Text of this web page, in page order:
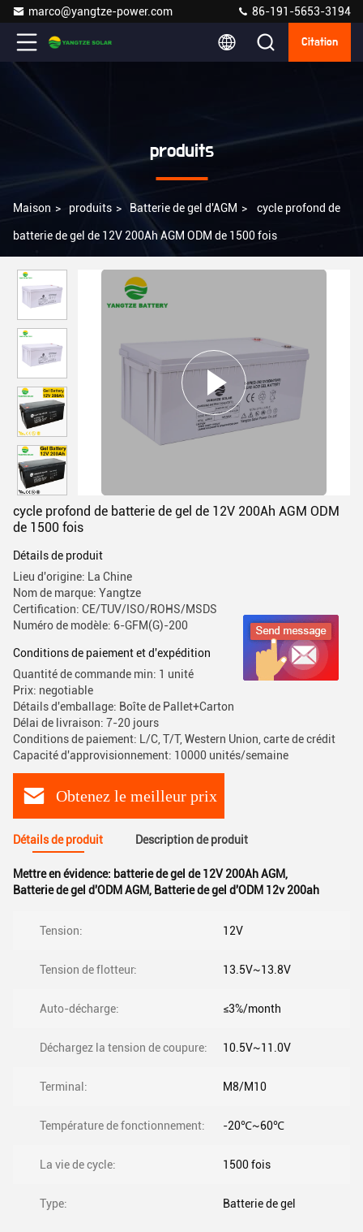
marco@yangtze-power.com 86-191-5653-3194
Citation
produits
Maison > produits > Batterie de gel d'AGM > cycle profond de
batterie de gel de 12V 200Ah AGM ODM de 1500 fois
cycle profond de batterie de gel de 12V 200Ah AGM ODM
de 1500 fois
Détails de produit
Lieu d'origine: La Chine
Nom de marque: Yangtze
Certification: CE/TUV/ISO/ROHS/MSDS
Numéro de modèle: 6-GFM(G)-200
Conditions de paiement et d'expédition
Quantité de commande min: 1 unité
Prix: negotiable
Détails d'emballage: Boîte de Pallet+Carton
Délai de livraison: 7-20 jours
Conditions de paiement: L/C, T/T, Western Union, carte de crédit
Capacité d'approvisionnement: 10000 unités/semaine
Obtenez le meilleur prix
Détails de produit Description de produit
Mettre en évidence: batterie de gel de 12V 200Ah AGM,
Batterie de gel d'ODM AGM, Batterie de gel d'ODM 12v 200ah
Tension: 12V
Tension de flotteur: 13.5V~13.8V
Auto-décharge: ≤3%/month
Déchargez la tension de coupure: 10.5V~11.0V
Terminal: M8/M10
Température de fonctionnement: -20℃~60℃
La vie de cycle: 1500 fois
Type: Batterie de gel